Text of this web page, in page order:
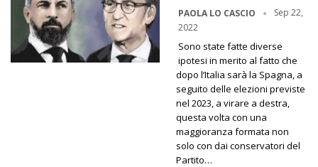
PAOLA LO CASCIO
Sep 22,
2022
Sono state fatte diverse
ipotesi in merito al fatto che
dopo l’Italia sarà la Spagna, a
seguito delle elezioni previste
nel 2023, a virare a destra,
questa volta con una
maggioranza formata non
solo con dai conservatori del
Partito…